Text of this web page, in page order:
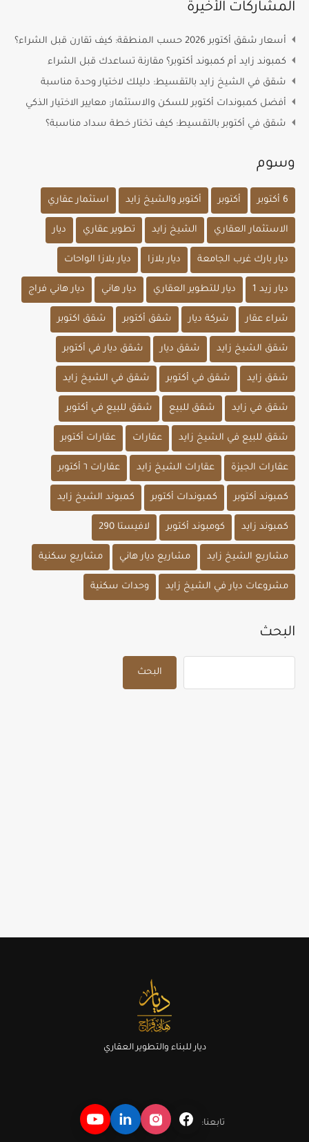
المشاركات الأخيرة
أسعار شقق أكتوبر 2026 حسب المنطقة: كيف تقارن قبل الشراء؟
كمبوند زايد أم كمبوند أكتوبر؟ مقارنة تساعدك قبل الشراء
شقق في الشيخ زايد بالتقسيط: دليلك لاختيار وحدة مناسبة
أفضل كمبوندات أكتوبر للسكن والاستثمار: معايير الاختيار الذكي
شقق في أكتوبر بالتقسيط: كيف تختار خطة سداد مناسبة؟
وسوم
6 أكتوبر أكتوبر أكتوبر والشيخ زايد استثمار عقاري
الاستثمار العقاري الشيخ زايد تطوير عقاري ديار
ديار بارك غرب الجامعة ديار بلازا ديار بلازا الواحات
ديار زيد 1 ديار للتطوير العقاري ديار هاني ديار هاني فراج
شراء عقار شركة ديار شقق أكتوبر شقق اكتوبر
شقق الشيخ زايد شقق ديار شقق ديار في أكتوبر
شقق زايد شقق في أكتوبر شقق في الشيخ زايد
شقق في زايد شقق للبيع شقق للبيع في أكتوبر
شقق للبيع في الشيخ زايد عقارات عقارات أكتوبر
عقارات الجيزة عقارات الشيخ زايد عقارات ٦ أكتوبر
كمبوند أكتوبر كمبوندات أكتوبر كمبوند الشيخ زايد
كمبوند زايد كومبوند أكتوبر لافيستا 290
مشاريع الشيخ زايد مشاريع ديار هاني مشاريع سكنية
مشروعات ديار في الشيخ زايد وحدات سكنية
البحث
البحث
ديار للبناء والتطوير العقاري
تابعنا: